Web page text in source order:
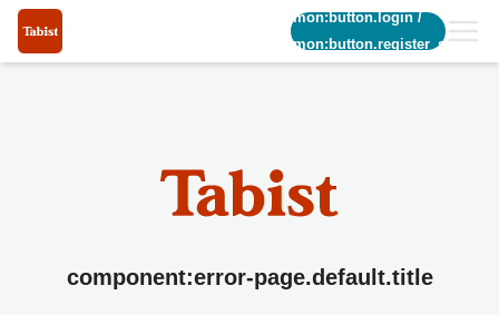
common:button.login/
common:button.register_short
component:error-page.default.title